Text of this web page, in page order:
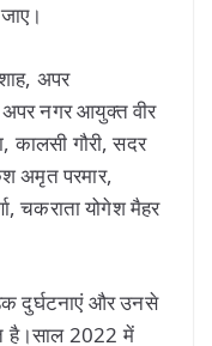
अपर
अपर नगर आयुक्त वीर
कालसी गौरी, सदर
अमृत परमार,
चकराता योगेश मैहर
दुर्घटनाएं और उनसे
है।साल 2022 में